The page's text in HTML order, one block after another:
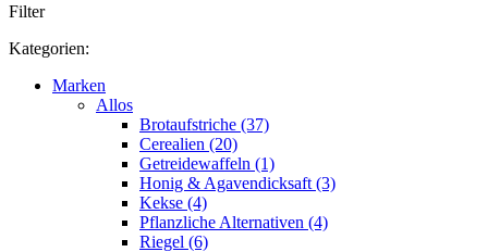
Filter
Kategorien:
Marken
Allos
Brotaufstriche (37)
Cerealien (20)
Getreidewaffeln (1)
Honig & Agavendicksaft (3)
Kekse (4)
Pflanzliche Alternativen (4)
Riegel (6)